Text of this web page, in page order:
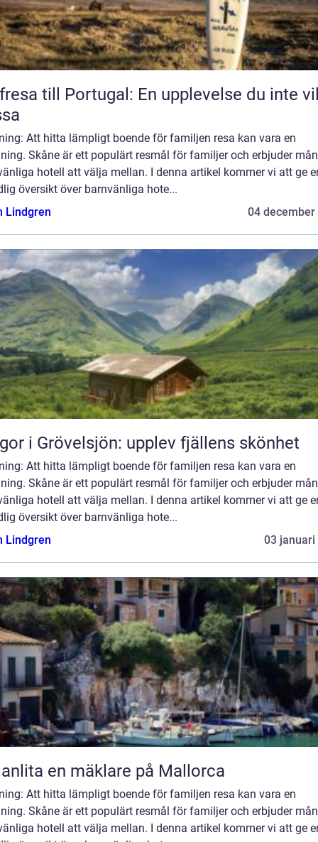
till Portugal: En upplevelse du inte
Att hitta lämpligt boende för familjen resa kan vara en
Skåne är ett populärt resmål för familjer och erbjuder
hotell att välja mellan. I denna artikel kommer vi att ge
översikt över barnvänliga hote...
Lindgren
04 december
i Grövelsjön: upplev fjällens skönhet
Att hitta lämpligt boende för familjen resa kan vara en
Skåne är ett populärt resmål för familjer och erbjuder
hotell att välja mellan. I denna artikel kommer vi att ge
översikt över barnvänliga hote...
Lindgren
03 januari
en mäklare på Mallorca
Att hitta lämpligt boende för familjen resa kan vara en
Skåne är ett populärt resmål för familjer och erbjuder
hotell att välja mellan. I denna artikel kommer vi att ge